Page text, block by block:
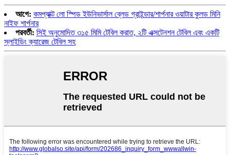
আগে: কমপ্যাক্ট লো স্পিড ইউনিভার্সাল ব্লেড গ্রাইন্ডার/শার্পনার ওয়াটার কুলড মিনি
নাইফ শার্পনার
পরবর্তী: সিই অনুমোদিত ৩১৫ মিমি টেবিল করাত, ২টি এক্সটেনশন টেবিল এবং একটি
স্লাইডিং ক্যারেজ টেবিল সহ